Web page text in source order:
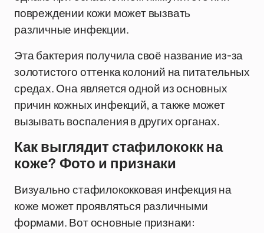
повреждении кожи может вызвать
различные инфекции.
Эта бактерия получила своё название из-за
золотистого оттенка колоний на питательных
средах. Она является одной из основных
причин кожных инфекций, а также может
вызывать воспаления в других органах.
Как выглядит стафилококк на
коже? Фото и признаки
Визуально стафилококковая инфекция на
коже может проявляться различными
формами. Вот основные признаки: